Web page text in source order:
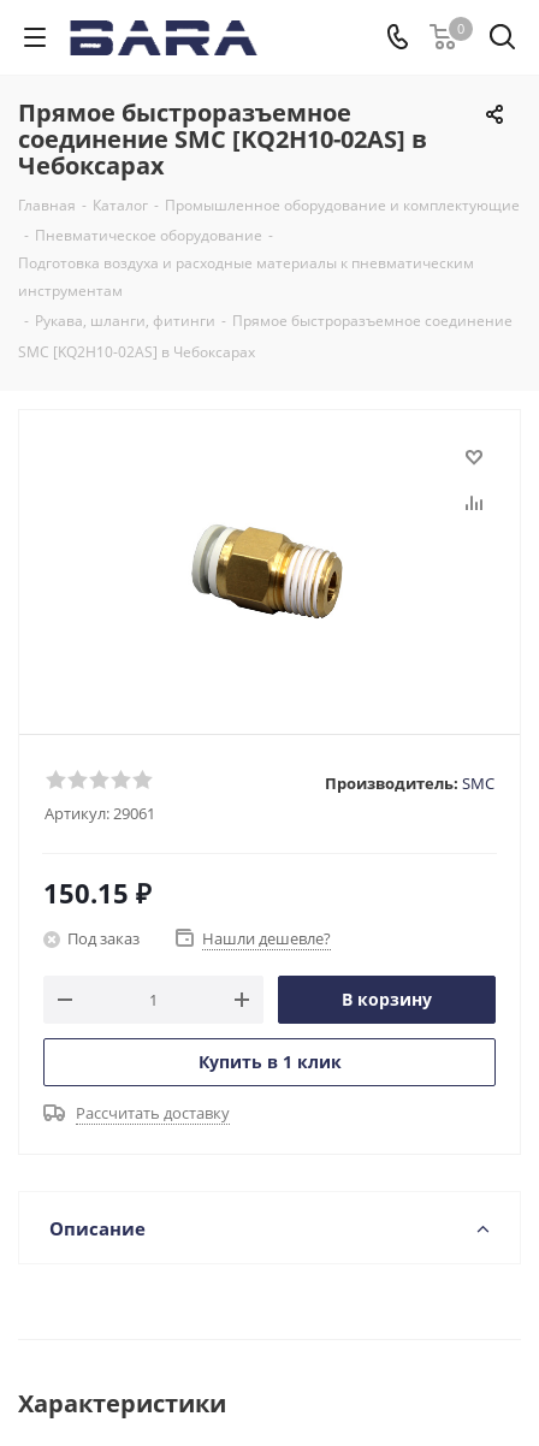
0
Прямое быстроразъемное
соединение SMC [KQ2H10-02AS] в
Чебоксарах
Главная - Каталог - Промышленное оборудование и комплектующие
- Пневматическое оборудование -
Подготовка воздуха и расходные материалы к пневматическим
инструментам
- Рукава, шланги, фитинги - Прямое быстроразъемное соединение
SMC [KQ2H10-02AS] в Чебоксарах
Артикул:29061
Производитель: SMC
150.15 ₽
Под заказ Нашли дешевле?
В корзину
Купить в 1 клик
Рассчитать доставку
Описание
Характеристики